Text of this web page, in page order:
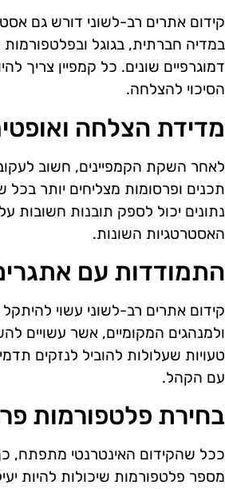
קידום אתרים רב-לשוני דורש גם
במדיה חברתית, בגוגל
דמוגרפיים שונים. כל קמפיין
הסיכוי להצלחה.
מדידת הצלחה
לאחר השקת הקמפיינים, חשוב לעקוב
תכנים ופרסומות מצליחים יותר
נתונים יכול לספק תובנות
האסטרטגיות השונות.
התמודדות עם
קידום אתרים רב-לשוני עשוי להיתקל
ולמנהגים המקומיים, אשר עשויים
טעויות שעלולות להוביל לנזקים
עם הקהל.
בחירת פלטפורמות
ככל שהקידום האינטרנטי מתפתח,
מספר פלטפורמות שיכולות להיות